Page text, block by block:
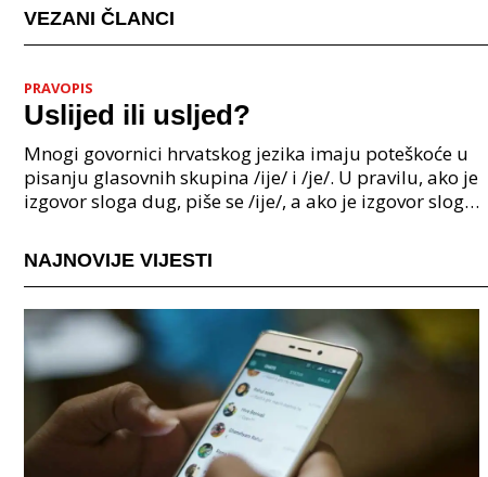
VEZANI ČLANCI
PRAVOPIS
Uslijed ili usljed?
Mnogi govornici hrvatskog jezika imaju poteškoće u
pisanju glasovnih skupina /ije/ i /je/. U pravilu, ako je
izgovor sloga dug, piše se /ije/, a ako je izgovor sloga
NAJNOVIJE VIJESTI